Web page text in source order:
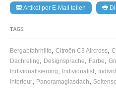
Artikel per E-Mail teilen
TAGS
Bergabfahrhilfe Citroën C3 Aircross
Dachreling Designsprache Farbe
Individualisierung Individualist
Interieur Panoramaglasdach